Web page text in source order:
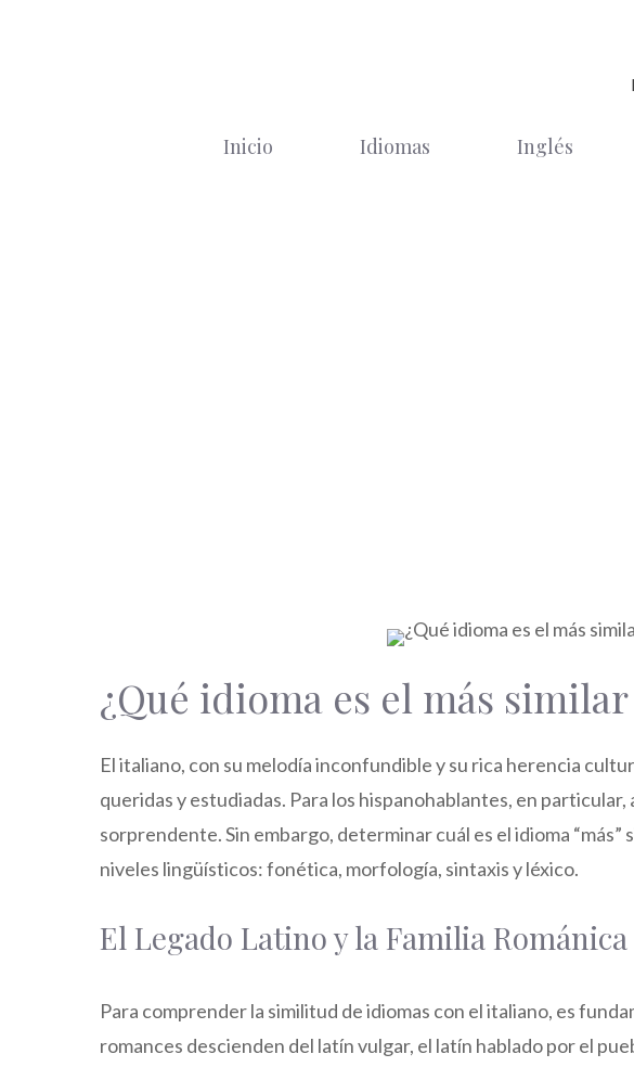
Inicio Idiomas Inglés
¿Qué idioma es el más
El italiano, con su melodía inconfundible y su rica herencia
queridas y estudiadas. Para los hispanohablantes, en
sorprendente. Sin embargo, determinar cuál es el idioma
niveles lingüísticos: fonética, morfología, sintaxis y léxico.
El Legado Latino y la Familia Románica
Para comprender la similitud de idiomas con el italiano, es
romances descienden del latín vulgar, el latín hablado por el